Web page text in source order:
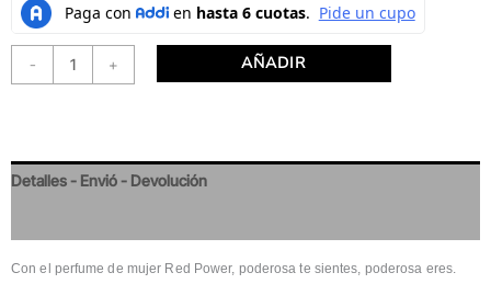
- + AÑADIR
Detalles - Envió - Devolución
Con el perfume de mujer Red Power, poderosa te sientes, poderosa eres.